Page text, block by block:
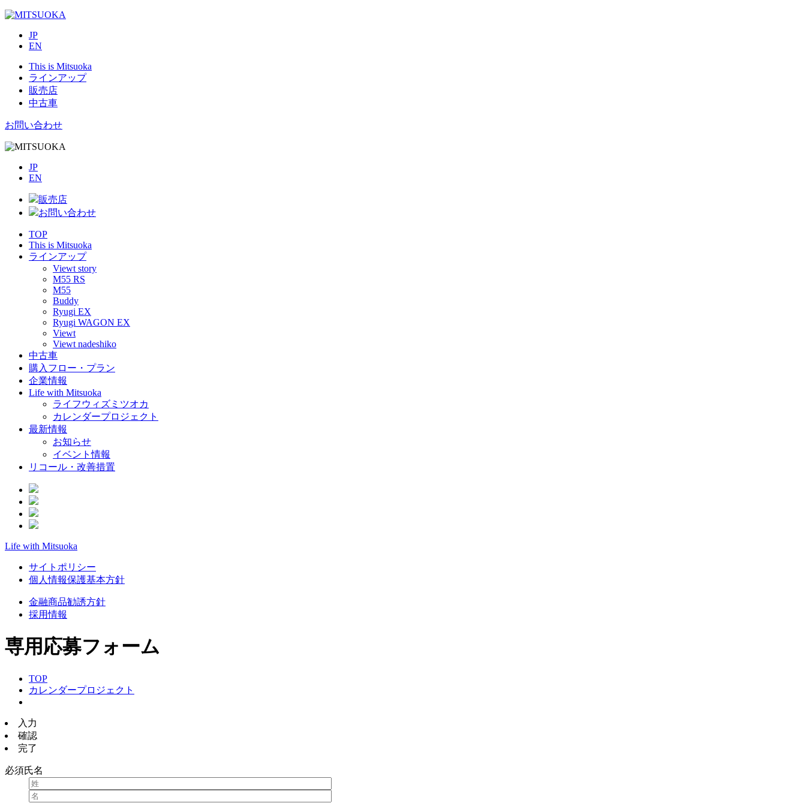
JP
EN
This is Mitsuoka
ラインアップ
販売店
中古車
お問い合わせ
JP
EN
販売店
お問い合わせ
TOP
This is Mitsuoka
ラインアップ
Viewt story
M55 RS
M55
Buddy
Ryugi EX
Ryugi WAGON EX
Viewt
Viewt nadeshiko
中古車
購入フロー・プラン
企業情報
Life with Mitsuoka
ライフウィズミツオカ
カレンダープロジェクト
最新情報
お知らせ
イベント情報
リコール・改善措置
Life with Mitsuoka
サイトポリシー
個人情報保護基本方針
金融商品勧誘方針
採用情報
専用応募フォーム
TOP
カレンダープロジェクト
入力
確認
完了
必須氏名